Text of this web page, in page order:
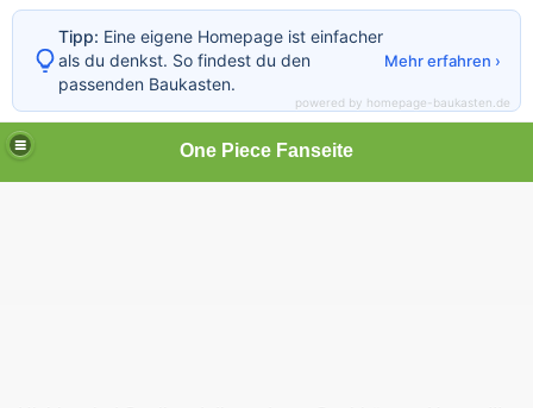
One Piece Fanseite
Tipp: Eine eigene Homepage ist einfacher
als du denkst. So findest du den
passenden Baukasten.
Mehr erfahren ›
powered by homepage-baukasten.de